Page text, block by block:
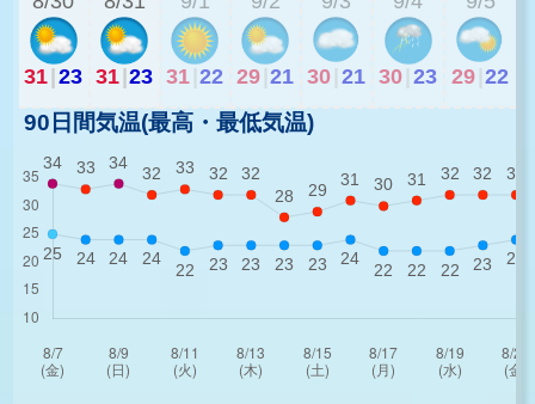
31|23 31|23 31 22 29 21 30 21 30 23 29 22
90日間気温(最高・最低気温)